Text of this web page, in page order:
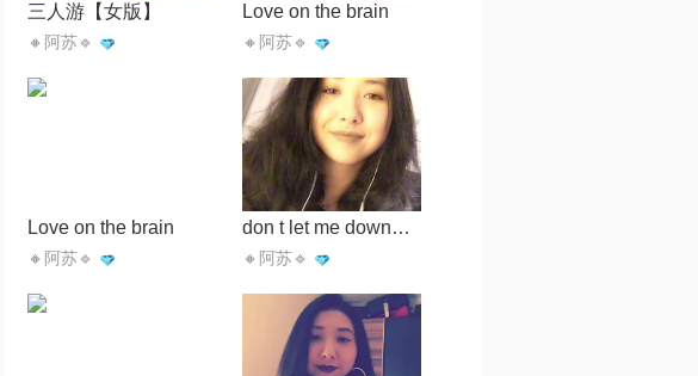
三人游【女版】
🔸阿苏🔹
Love on the brain
🔸阿苏🔹
Love on the brain
🔸阿苏🔹
don t let me down【Haiyo提供】
🔸阿苏🔹